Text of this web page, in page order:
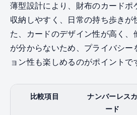
薄型設計により、財布のカードポ
収納しやすく、日常の持ち歩きが
た、カードのデザイン性が高く、
が分からないため、プライバシー
ョン性も楽しめるのがポイントで
比較項目
ナンバーレスカ
ード